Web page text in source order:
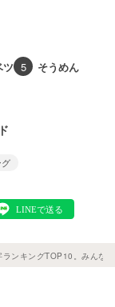
ツ 5 そうめん
ンキングTOP10。みんな